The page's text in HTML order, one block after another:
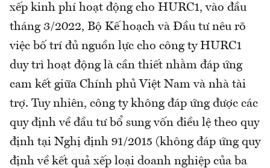
xếp kinh phí hoạt động cho HURC1, vào đầu
tháng 3/2022, Bộ Kế hoạch và Đầu tư nêu rõ
việc bố trí đủ nguồn lực cho công ty HURC1
duy trì hoạt động là cần thiết nhằm đáp ứng
cam kết giữa Chính phủ Việt Nam và nhà tài
trợ. Tuy nhiên, công ty không đáp ứng được các
quy định về đầu tư bổ sung vốn điều lệ theo quy
định tại Nghị định 91/2015 (không đáp ứng quy
định về kết quả xếp loại doanh nghiệp của ba